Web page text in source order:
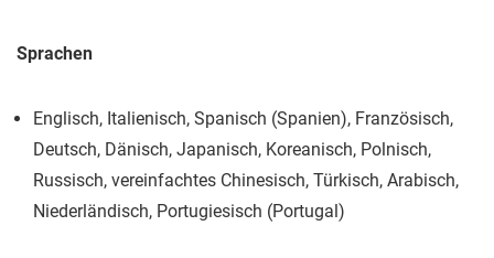
Sprachen
Englisch, Italienisch, Spanisch (Spanien), Französisch,
Deutsch, Dänisch, Japanisch, Koreanisch, Polnisch,
Russisch, vereinfachtes Chinesisch, Türkisch, Arabisch,
Niederländisch, Portugiesisch (Portugal)